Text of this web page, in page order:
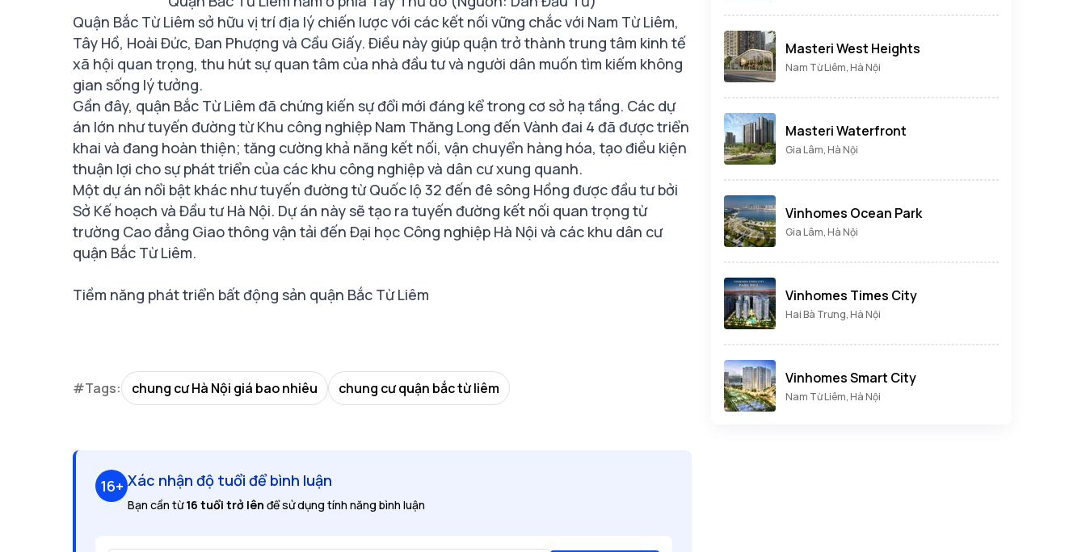
Quận Bắc Từ Liêm sở hữu vị trí địa lý chiến lược với các kết nối vững chắc với Nam Từ Liêm,
Tây Hồ, Hoài Đức, Đan Phượng và Cầu Giấy. Điều này giúp quận trở thành trung tâm kinh tế
xã hội quan trọng, thu hút sự quan tâm của nhà đầu tư và người dân muốn tìm kiếm không
gian sống lý tưởng.
Gần đây, quận Bắc Từ Liêm đã chứng kiến sự đổi mới đáng kể trong cơ sở hạ tầng. Các dự
án lớn như tuyến đường từ Khu công nghiệp Nam Thăng Long đến Vành đai 4 đã được triển
khai và đang hoàn thiện; tăng cường khả năng kết nối, vận chuyển hàng hóa, tạo điều kiện
thuận lợi cho sự phát triển của các khu công nghiệp và dân cư xung quanh.
Một dự án nổi bật khác như tuyến đường từ Quốc lộ 32 đến đê sông Hồng được đầu tư bởi
Sở Kế hoạch và Đầu tư Hà Nội. Dự án này sẽ tạo ra tuyến đường kết nối quan trọng từ
trường Cao đẳng Giao thông vận tải đến Đại học Công nghiệp Hà Nội và các khu dân cư
quận Bắc Từ Liêm.
Tiềm năng phát triển bất động sản quận Bắc Từ Liêm
#Tags: chung cư Hà Nội giá bao nhiêu chung cư quận bắc từ liêm
16+ Xác nhận độ tuổi để bình luận
Bạn cần từ16 tuổi trở lên để sử dụng tính năng bình luận
Masteri West Heights
Nam Từ Liêm, Hà Nội
Masteri Waterfront
Gia Lâm, Hà Nội
Vinhomes Ocean Park
Gia Lâm, Hà Nội
Vinhomes Times City
Hai Bà Trưng, Hà Nội
Vinhomes Smart City
Nam Từ Liêm, Hà Nội